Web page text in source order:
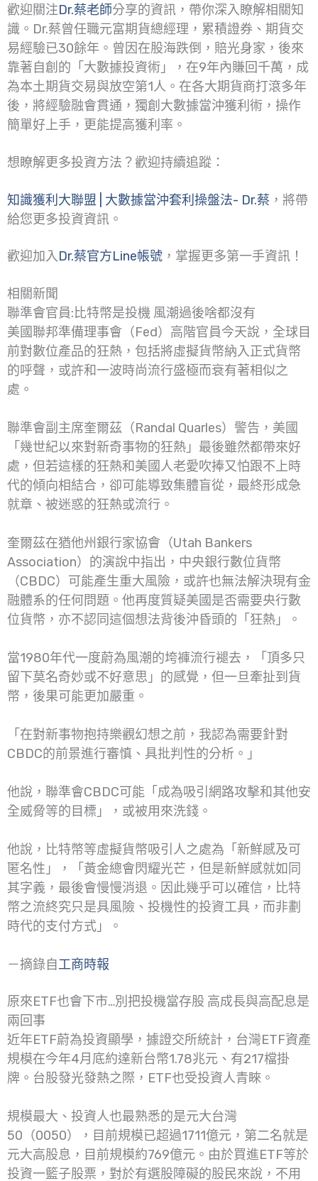
歡迎關注Dr.蔡老師分享的資訊，帶你深入瞭解相關知
識。Dr.蔡曾任職元富期貨總經理，累積證券、期貨交
易經驗已30餘年。曾因在股海跌倒，賠光身家，後來
靠著自創的「大數據投資術」，在9年內賺回千萬，成
為本土期貨交易與放空第1人。在各大期貨商打滾多年
後，將經驗融會貫通，獨創大數據當沖獲利術，操作
簡單好上手，更能提高獲利率。
想瞭解更多投資方法？歡迎持續追蹤：
知識獲利大聯盟 | 大數據當沖套利操盤法- Dr.蔡 ，將帶
給您更多投資資訊。
歡迎加入Dr.蔡官方Line帳號 ，掌握更多第一手資訊！
相關新聞
聯準會官員:比特幣是投機 風潮過後啥都沒有
美國聯邦準備理事會（Fed）高階官員今天說，全球目
前對數位產品的狂熱，包括將虛擬貨幣納入正式貨幣
的呼聲，或許和一波時尚流行盛極而衰有著相似之
處。
聯準會副主席奎爾茲（Randal Quarles）警告，美國
「幾世紀以來對新奇事物的狂熱」最後雖然都帶來好
處，但若這樣的狂熱和美國人老愛吹捧又怕跟不上時
代的傾向相結合，卻可能導致集體盲從，最終形成急
就章、被迷惑的狂熱或流行。
奎爾茲在猶他州銀行家協會（Utah Bankers
Association）的演說中指出，中央銀行數位貨幣
（CBDC）可能產生重大風險，或許也無法解決現有金
融體系的任何問題。他再度質疑美國是否需要央行數
位貨幣，亦不認同這個想法背後沖昏頭的「狂熱」。
當1980年代一度蔚為風潮的垮褲流行褪去，「頂多只
留下莫名奇妙或不好意思」的感覺，但一旦牽扯到貨
幣，後果可能更加嚴重。
「在對新事物抱持樂觀幻想之前，我認為需要針對
CBDC的前景進行審慎、具批判性的分析。」
他說，聯準會CBDC可能「成為吸引網路攻擊和其他安
全威脅等的目標」，或被用來洗錢。
他說，比特幣等虛擬貨幣吸引人之處為「新鮮感及可
匿名性」，「黃金總會閃耀光芒，但是新鮮感就如同
其字義，最後會慢慢消退。因此幾乎可以確信，比特
幣之流終究只是具風險、投機性的投資工具，而非劃
時代的支付方式」。
－摘錄自工商時報
原來ETF也會下市…別把投機當存股 高成長與高配息是
兩回事
近年ETF蔚為投資顯學，據證交所統計，台灣ETF資產
規模在今年4月底約達新台幣1.78兆元、有217檔掛
牌。台股發光發熱之際，ETF也受投資人青睞。
規模最大、投資人也最熟悉的是元大台灣
50（0050），目前規模已超過1711億元，第二名就是
元大高股息，目前規模約769億元。由於買進ETF等於
投資一籃子股票，對於有選股障礙的股民來說，不用